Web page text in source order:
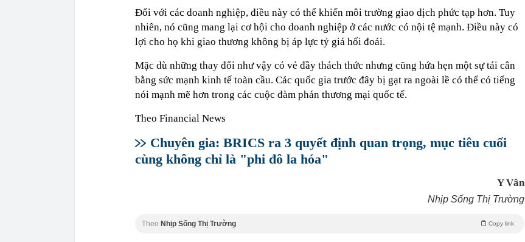
Đối với các doanh nghiệp, điều này có thể khiến môi trường giao dịch phức tạp hơn. Tuy
nhiên, nó cũng mang lại cơ hội cho doanh nghiệp ở các nước có nội tệ mạnh. Điều này có
lợi cho họ khi giao thương không bị áp lực tỷ giá hối đoái.
Mặc dù những thay đổi như vậy có vẻ đầy thách thức nhưng cũng hứa hẹn một sự tái cân
bằng sức mạnh kinh tế toàn cầu. Các quốc gia trước đây bị gạt ra ngoài lề có thể có tiếng
nói mạnh mẽ hơn trong các cuộc đàm phán thương mại quốc tế.
Theo Financial News
Chuyên gia: BRICS ra 3 quyết định quan trọng, mục tiêu cuối
cùng không chỉ là "phi đô la hóa"
Y Vân
Nhịp Sống Thị Trường
Theo Nhịp Sống Thị Trường Copy link